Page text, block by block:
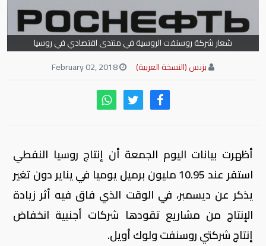
شعار شركة روسنفت الروسية في منتدى اقتصادي في روسيا
بزنس (النسخة العربية)
أظهرت بيانات اليوم الجمعة أن إنتاج روسيا النفطي
استقر عند 10.95 مليون برميل يوميا في يناير دون تغير
يذكر عن ديسمبر، في الوقت الذي فاق فيه أثر زيادة
الإنتاج من مشاريع تقودها شركات أجنبية انخفاض
إنتاج شركتي روسنفت ولوك أويل.